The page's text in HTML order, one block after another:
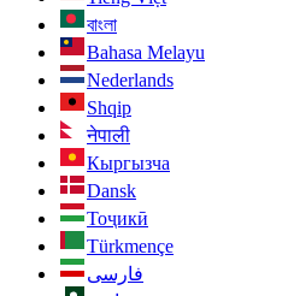
বাংলা
Bahasa Melayu
Nederlands
Shqip
नेपाली
Кыргызча
Dansk
Тоҷикӣ
Türkmençe
فارسی